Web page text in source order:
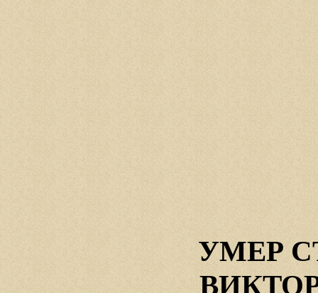
УМЕР